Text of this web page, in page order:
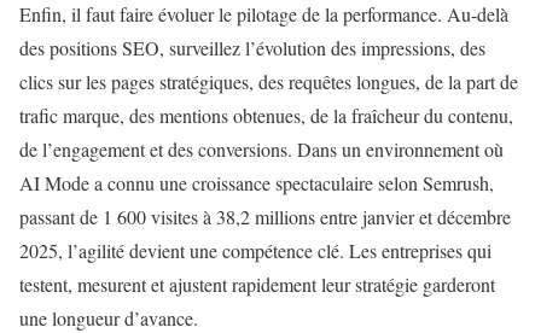
Enfin, il faut faire évoluer le pilotage de la performance. Au-delà
des positions SEO, surveillez l’évolution des impressions, des
clics sur les pages stratégiques, des requêtes longues, de la part de
trafic marque, des mentions obtenues, de la fraîcheur du contenu,
de l’engagement et des conversions. Dans un environnement où
AI Mode a connu une croissance spectaculaire selon Semrush,
passant de 1 600 visites à 38,2 millions entre janvier et décembre
2025, l’agilité devient une compétence clé. Les entreprises qui
testent, mesurent et ajustent rapidement leur stratégie garderont
une longueur d’avance.